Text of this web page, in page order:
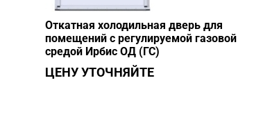
Откатная холодильная дверь для
помещений с регулируемой газовой
средой Ирбис ОД (ГС)
ЦЕНУ УТОЧНЯЙТЕ